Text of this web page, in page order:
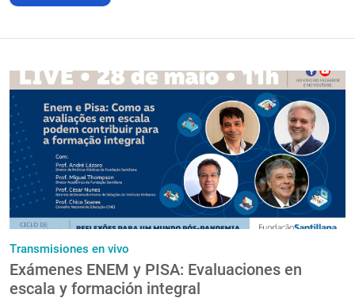
Transmisiones en vivo
Exámenes ENEM y PISA: Evaluaciones en
escala y formación integral